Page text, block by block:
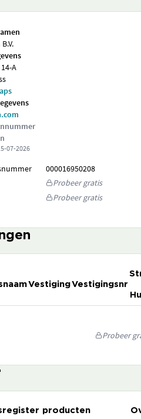
A
07-2026
000016950208
Probeer gratis
Probeer gratis
VestigingVestigingsnr
Probeer
producten